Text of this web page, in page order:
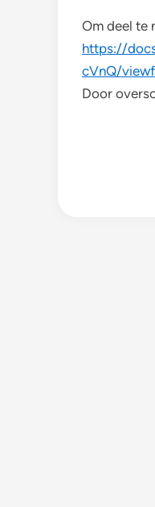
Om deel te
https://
cVnQ/
Door